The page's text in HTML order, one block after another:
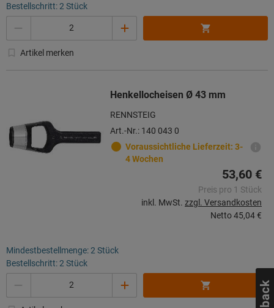
Bestellschritt: 2 Stück
Artikel merken
Henkellocheisen Ø 43 mm
RENNSTEIG
Art.-Nr.: 140 043 0
Voraussichtliche Lieferzeit: 3-
4 Wochen
53,60 €
Preis pro 1 Stück
inkl. MwSt. zzgl. Versandkosten
Netto45,04 €
Mindestbestellmenge: 2 Stück
Bestellschritt: 2 Stück